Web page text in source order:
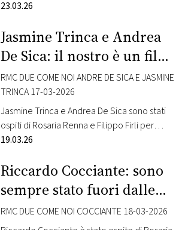
parlare del loro nuovo film “Cena di classe”,
Questa la sinossi: Diciassette anni dopo il
diploma, gli ex compagni della 5D si ritrovano
per il funerale di Pozzi, l’amico che durante il
liceo li…
23.03.26
Jasmine Trinca e Andrea
De Sica: il nostro è un film
che scuote!
RMC DUE COME NOI ANDRE DE SICA E JASMINE
TRINCA 17-03-2026
Jasmine Trinca e Andrea De Sica sono stati
ospiti di Rosaria Renna e Filippo Firli per
parlare del loro nuovo film “Gli occhi degli
anche Filippo Timi, Matteo Olivetti, Anna
Ferzetti, Rita Abela. Questa la sinossi: Nella
bellezza selvaggia di un’isola posseduta da
un ricchissimo marchese, l’arrivo…
19.03.26
Riccardo Cocciante: sono
sempre stato fuori dalle
mode
RMC DUE COME NOI COCCIANTE 18-03-2026